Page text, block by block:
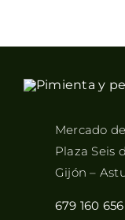
Mercado
Plaza Seis
Gijón –
679 160 656